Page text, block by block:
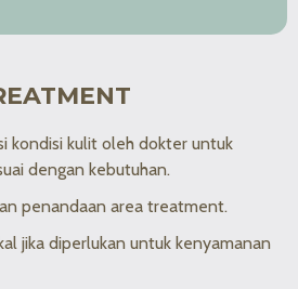
kondisi kulit oleh dokter untuk
dengan kebutuhan.
penandaan area treatment.
jika diperlukan untuk kenyamanan